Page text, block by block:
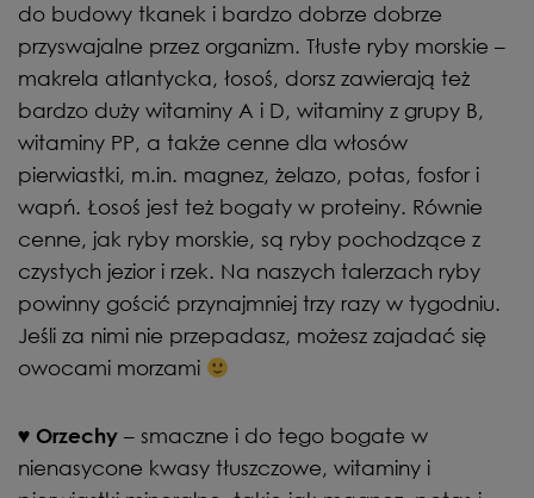
do budowy tkanek i bardzo dobrze dobrze
przyswajalne przez organizm. Tłuste ryby morskie –
makrela atlantycka, łosoś, dorsz zawierają też
bardzo duży witaminy A i D, witaminy z grupy B,
witaminy PP, a także cenne dla włosów
pierwiastki, m.in. magnez, żelazo, potas, fosfor i
wapń. Łosoś jest też bogaty w proteiny. Równie
cenne, jak ryby morskie, są ryby pochodzące z
czystych jezior i rzek. Na naszych talerzach ryby
powinny gościć przynajmniej trzy razy w tygodniu.
Jeśli za nimi nie przepadasz, możesz zajadać się
owocami morzami
♥ Orzechy – smaczne i do tego bogate w
nienasycone kwasy tłuszczowe, witaminy i